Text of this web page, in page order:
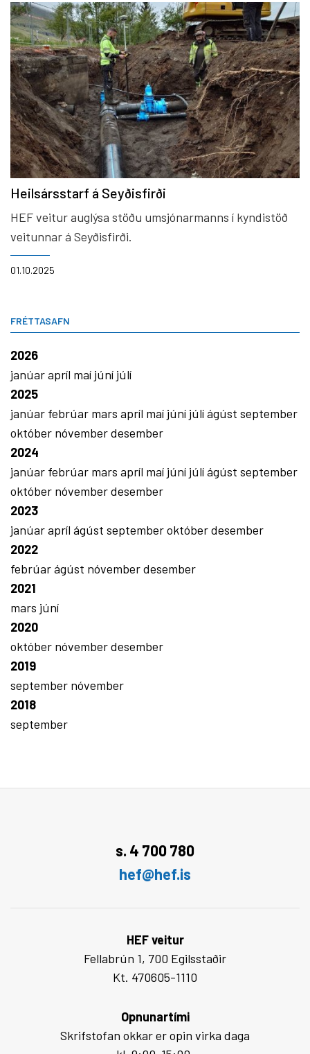
Heilsársstarf á Seyðisfirði
01.10.2025
HEF veitur auglýsa stöðu umsjónarmanns í kyndistöð
veitunnar á Seyðisfirði.
FRÉTTASAFN
2026
janúarapríl maí júní júlí
2025
janúar febrúar mars apríl maí júní júlíágúst september
október nóvemberdesember
2024
janúar febrúar mars apríl maí júní júlíágúst september
október nóvemberdesember
2023
janúarapríl ágúst septemberoktóberdesember
2022
febrúarágúst nóvemberdesember
2021
mars júní
2020
október nóvemberdesember
2019
september nóvember
2018
september
s. 4 700 780
hef@hef.is
HEF veitur
Fellabrún 1, 700 Egilsstaðir
Kt. 470605-1110
Opnunartími
Skrifstofan okkar er opin virka daga